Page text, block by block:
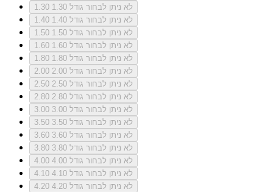
1.30
לא ניתן לבחור גודל 1.30
1.40
לא ניתן לבחור גודל 1.40
1.50
לא ניתן לבחור גודל 1.50
1.60
לא ניתן לבחור גודל 1.60
1.80
לא ניתן לבחור גודל 1.80
2.00
לא ניתן לבחור גודל 2.00
2.50
לא ניתן לבחור גודל 2.50
2.80
לא ניתן לבחור גודל 2.80
3.00
לא ניתן לבחור גודל 3.00
3.50
לא ניתן לבחור גודל 3.50
3.60
לא ניתן לבחור גודל 3.60
3.80
לא ניתן לבחור גודל 3.80
4.00
לא ניתן לבחור גודל 4.00
4.10
לא ניתן לבחור גודל 4.10
4.20
לא ניתן לבחור גודל 4.20